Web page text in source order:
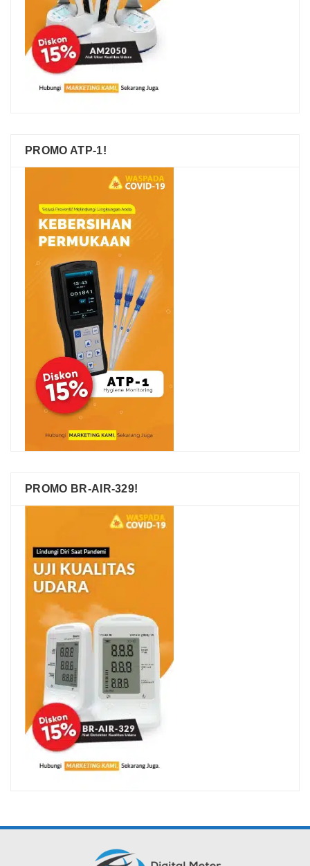
PROMO ATP-1!
PROMO BR-AIR-329!